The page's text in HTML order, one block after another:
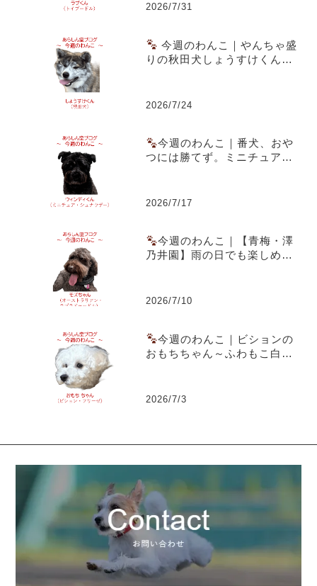
2026/7/31
今週のわんこ｜やんちゃ盛
りの秋田犬しょうすけくん～
2026/7/24
今週のわんこ｜番犬、おや
つには勝てず。ミニチュア・
2026/7/17
今週のわんこ｜【青梅・澤
乃井園】雨の日でも楽しめる
2026/7/10
今週のわんこ｜ビションの
おもちちゃん～ふわもこ白犬
2026/7/3